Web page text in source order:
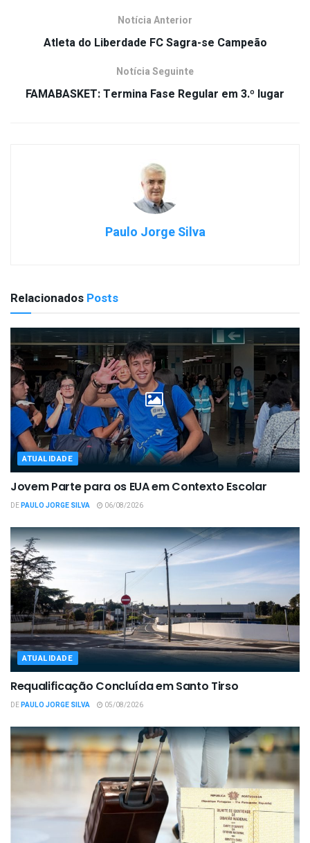
Notícia Anterior
Atleta do Liberdade FC Sagra-se Campeão
Notícia Seguinte
FAMABASKET: Termina Fase Regular em 3.º lugar
Paulo Jorge Silva
Relacionados Posts
ATUALIDADE
Jovem Parte para os EUA em Contexto Escolar
DEPAULO JORGE SILVA 06/08/2026
ATUALIDADE
Requalificação Concluída em Santo Tirso
DEPAULO JORGE SILVA 05/08/2026